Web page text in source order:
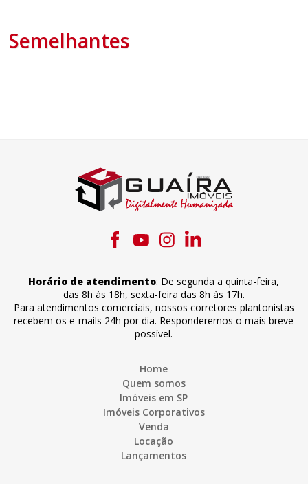
Semelhantes
Horário de atendimento: De segunda a quinta-feira,
das 8h às 18h, sexta-feira das 8h às 17h.
Para atendimentos comerciais, nossos corretores plantonistas
recebem os e-mails 24h por dia. Responderemos o mais breve
possível.
Home
Quem somos
Imóveis em SP
Imóveis Corporativos
Venda
Locação
Lançamentos